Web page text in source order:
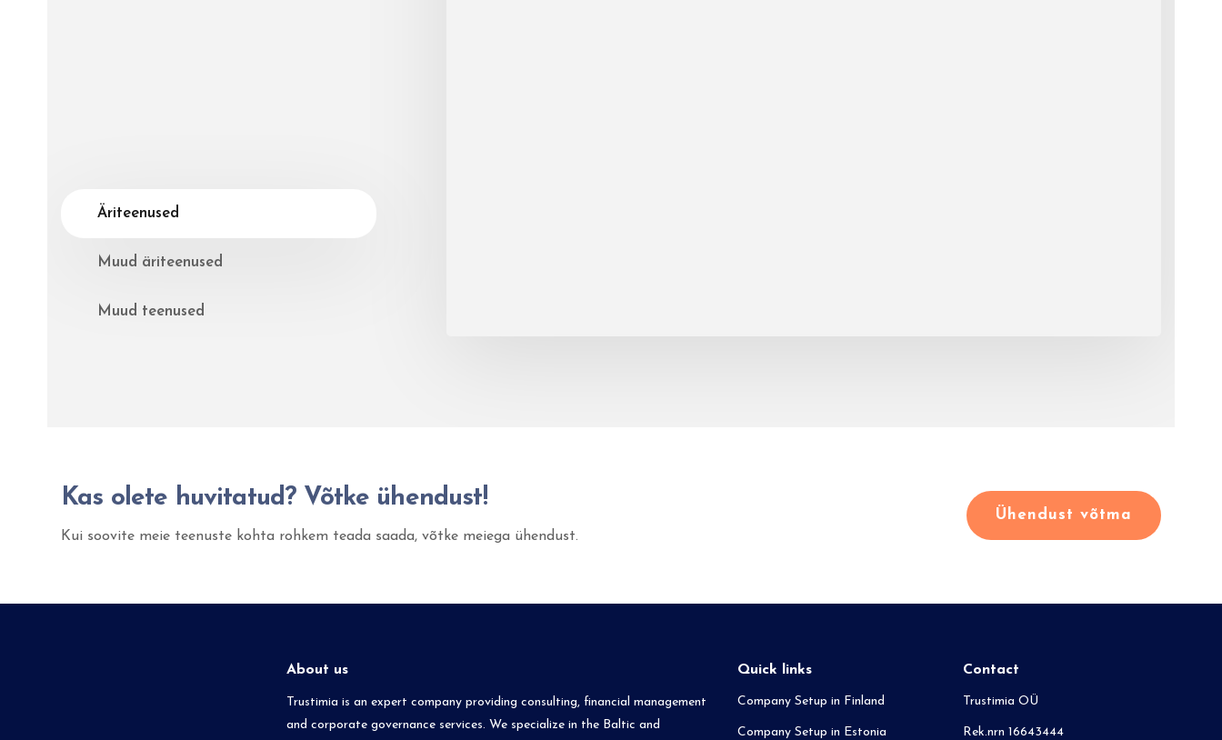
Äriteenused
Muud äriteenused
Muud teenused
Kas olete huvitatud? Võtke ühendust!
Kui soovite meie teenuste kohta rohkem teada saada, võtke meiega ühendust.
Ühendust võtma
About us
Trustimia is an expert company providing consulting, financial management
and corporate governance services. We specialize in the Baltic and
Quick links
Company Setup in Finland
Company Setup in Estonia
Contact
Trustimia OÜ
Rek.nrn 16643444